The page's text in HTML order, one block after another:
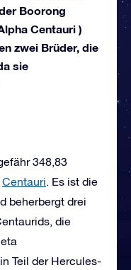
Boorong
Centauri )
zwei Brüder, die
sie
348,83
Centauri. Es ist die
beherbergt drei
die
Teil der Hercules-